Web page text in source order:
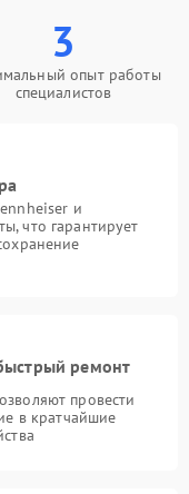
3
опыт работы
специалистов
и
что гарантирует
ремонт
провести
в кратчайшие